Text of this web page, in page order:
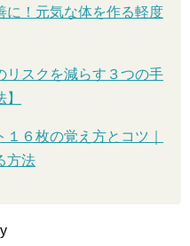
に！元気な体を作る軽度
リスクを減らす３つの手
６枚の覚え方とコツ｜
方法